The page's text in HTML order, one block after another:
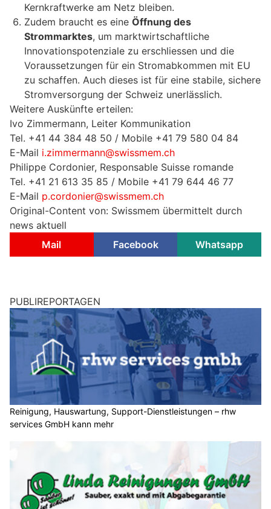
Kernkraftwerke am Netz bleiben.
Zudem braucht es eine Öffnung des
Strommarktes, um marktwirtschaftliche
Innovationspotenziale zu erschliessen und die
Voraussetzungen für ein Stromabkommen mit EU
zu schaffen. Auch dieses ist für eine stabile, sichere
Stromversorgung der Schweiz unerlässlich.
Weitere Auskünfte erteilen:
Ivo Zimmermann, Leiter Kommunikation
Tel. +41 44 384 48 50 / Mobile +41 79 580 04 84
E-Mail i.zimmermann@swissmem.ch
Philippe Cordonier, Responsable Suisse romande
Tel. +41 21 613 35 85 / Mobile +41 79 644 46 77
E-Mail p.cordonier@swissmem.ch
Original-Content von: Swissmem übermittelt durch
news aktuell
Mail
Facebook Whatsapp
PUBLIREPORTAGEN
Reinigung, Hauswartung, Support-Dienstleistungen – rhw
services GmbH kann mehr